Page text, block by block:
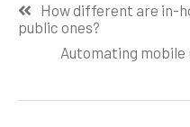
по
записям
How different are in-
public ones?
Automating